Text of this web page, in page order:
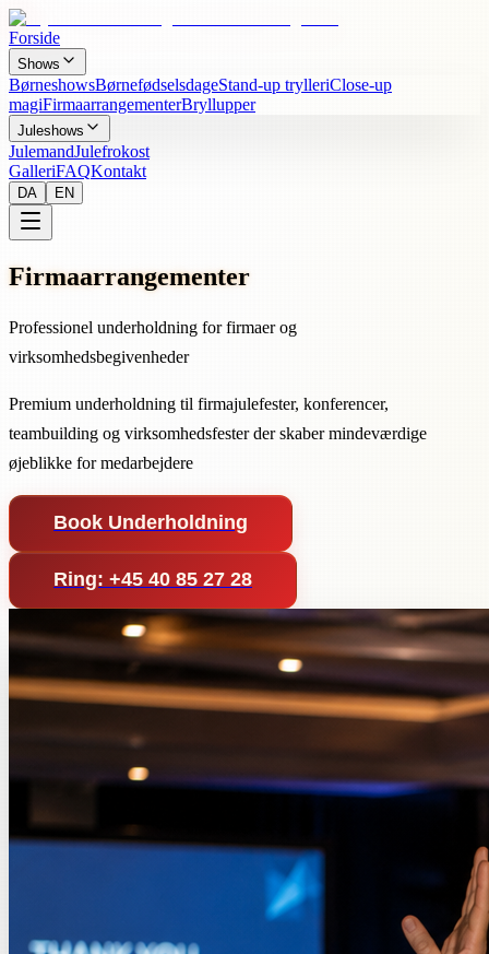
Forside
Shows
BørneshowsBørnefødselsdageStand-up trylleriClose-up
magiFirmaarrangementerBryllupper
Juleshows
JulemandJulefrokost
GalleriFAQKontakt
DA EN
Firmaarrangementer
Professionel underholdning for firmaer og
virksomhedsbegivenheder
Premium underholdning til firmajulefester, konferencer,
teambuilding og virksomhedsfester der skaber mindeværdige
øjeblikke for medarbejdere
Book Underholdning
Ring: +45 40 85 27 28